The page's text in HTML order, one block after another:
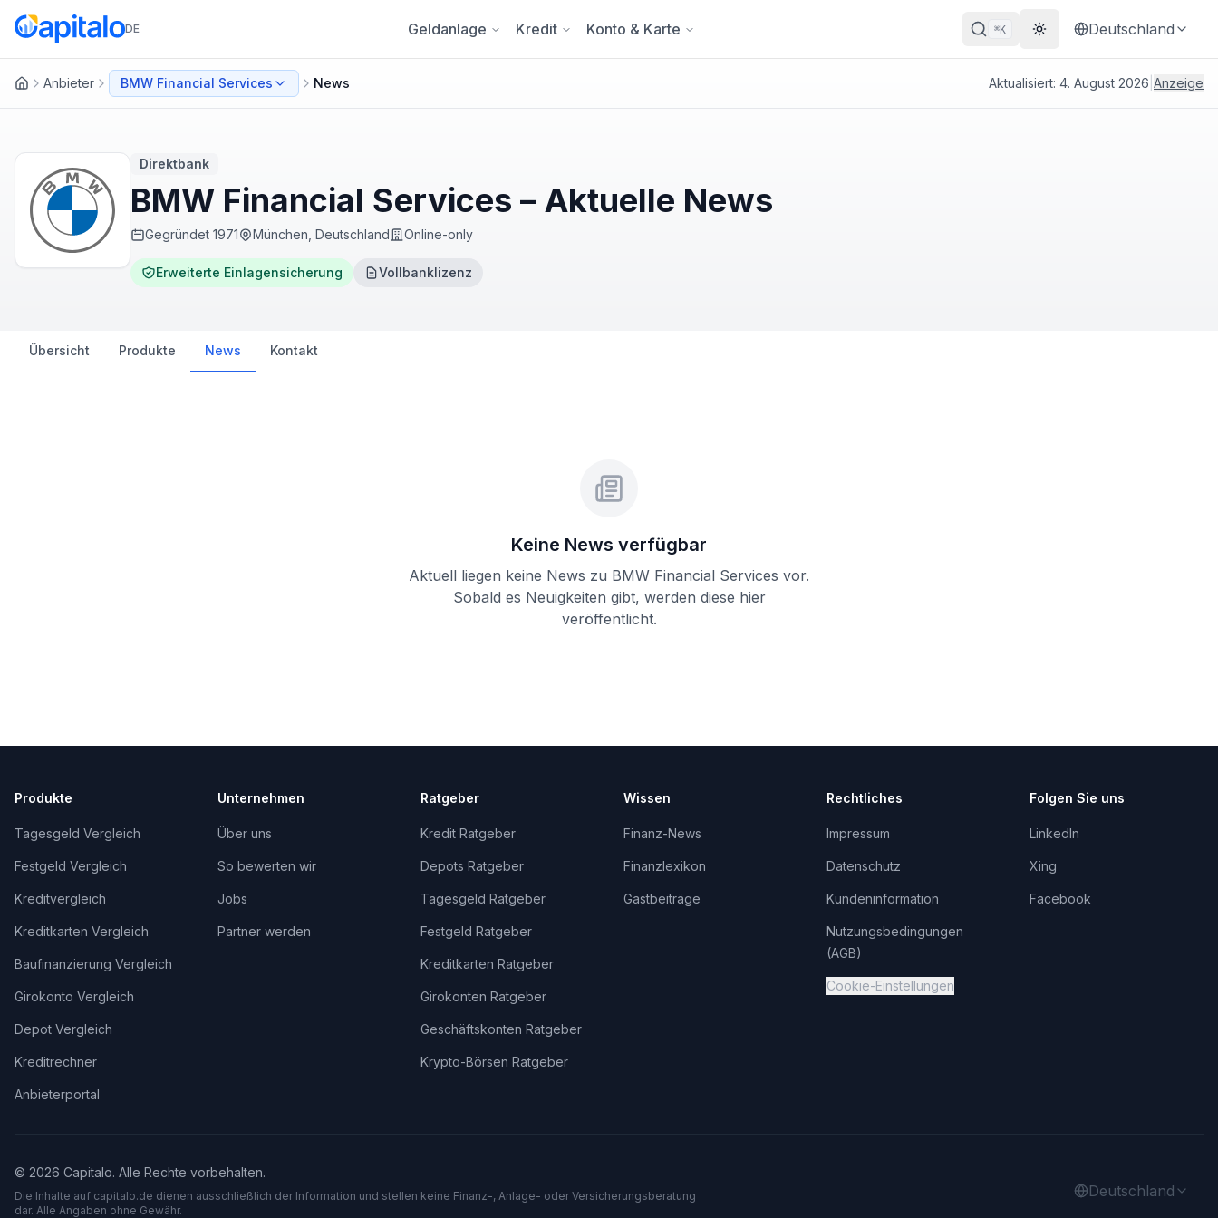
DE Geldanlage Kredit Konto & Karte ⌘K Theme wechseln
Deutschland
Anbieter BMW Financial Services News Aktualisiert: 4. August 2026 Anzeige
Direktbank
BMW Financial Services – Aktuelle News
Gegründet 1971 München, Deutschland Online-only
Erweiterte Einlagensicherung Vollbanklizenz
Übersicht Produkte News Kontakt
Keine News verfügbar
Aktuell liegen keine News zu BMW Financial Services vor.
Sobald es Neuigkeiten gibt, werden diese hier
veröffentlicht.
Produkte
Tagesgeld Vergleich
Festgeld Vergleich
Kreditvergleich
Kreditkarten Vergleich
Baufinanzierung Vergleich
Girokonto Vergleich
Depot Vergleich
Kreditrechner
Anbieterportal
Unternehmen
Über uns
So bewerten wir
Jobs
Partner werden
Ratgeber
Kredit Ratgeber
Depots Ratgeber
Tagesgeld Ratgeber
Festgeld Ratgeber
Kreditkarten Ratgeber
Girokonten Ratgeber
Geschäftskonten Ratgeber
Krypto-Börsen Ratgeber
Wissen
Finanz-News
Finanzlexikon
Gastbeiträge
Rechtliches
Impressum
Datenschutz
Kundeninformation
Nutzungsbedingungen
(AGB)
Cookie-Einstellungen
Folgen Sie uns
LinkedIn
Xing
Facebook
© 2026 Capitalo. Alle Rechte vorbehalten.
Die Inhalte auf capitalo.de dienen ausschließlich der Information und stellen keine Finanz-, Anlage- oder Versicherungsberatung
dar. Alle Angaben ohne Gewähr.
Deutschland